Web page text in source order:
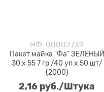
НФ-00002739
Пакет майка "Фа" ЗЕЛЕНЫЙ
30 х 55 7 гр /40 уп х 50 шт/
(2000)
2,16 руб./Штука